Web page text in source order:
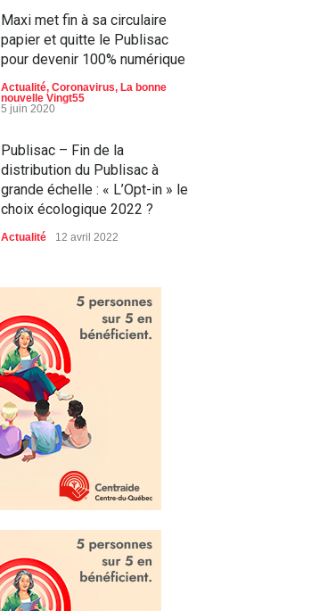
Maxi met fin à sa circulaire
papier et quitte le Publisac
pour devenir 100% numérique
Actualité, Coronavirus, La bonne
nouvelle Vingt55
5 juin 2020
Publisac – Fin de la
distribution du Publisac à
grande échelle : « L’Opt-in » le
choix écologique 2022 ?
Actualité 12 avril 2022
Drummondville célèbre son
60e anniversaire
Affaires 24 avril 2023
Grève des ambulanciers - Les
services essentiels seront
offerts à partir du 25 avril
Affaires